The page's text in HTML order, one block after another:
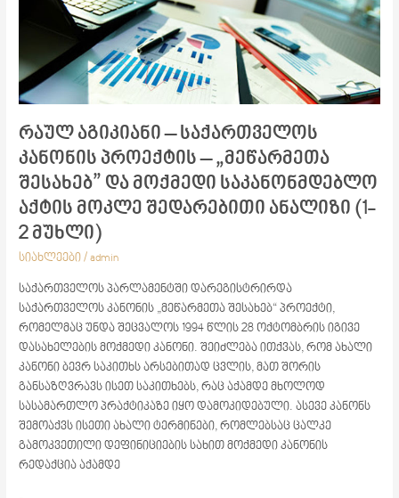
რაულ აგიკიანი – საქართველოს
კანონის პროექტის – „მეწარმეთა
შესახებ” და მოქმედი საკანონმდებლო
აქტის მოკლე შედარებითი ანალიზი (1-
2 მუხლი)
სიახლეები /admin
საქართველოს პარლამენტში დარეგისტრირდა
საქართველოს კანონის „მეწარმეთა შესახებ“ პროექტი,
რომელმაც უნდა შეცვალოს 1994 წლის 28 ოქტომბრის იგივე
დასახელების მოქმედი კანონი. შეიძლება ითქვას, რომ ახალი
კანონი ბევრ საკითხს არსებითად ცვლის, მათ შორის
განსაზღვრავს ისეთ საკითხებს, რაც აქამდე მხოლოდ
სასამართლო პრაქტიკაზე იყო დამოკიდებული. ასევე კანონს
შემოაქვს ისეთი ახალი ტერმინები, რომლებსაც ცალკე
გამოკვეთილი დეფინიციების სახით მოქმედი კანონის
რედაქცია აქამდე
პროექტის
შესახებ”
და
მოქმედი
საკანონმდებლო
აქტის
მოკლე
შედარებითი
ანალიზი
2
მუხლი)